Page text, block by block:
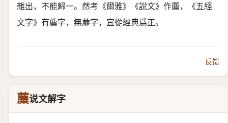
雜出，不能歸一。然考《爾雅》《說文》作蘪，《五經
文字》有蘪字，無蘼字，宜從經典爲正。
反馈
蘪说文解字